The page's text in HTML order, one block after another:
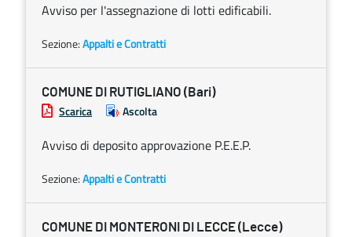
Avviso per l'assegnazione di lotti edificabili.
Sezione:Appalti e Contratti
COMUNE DI RUTIGLIANO (Bari)
Scarica Ascolta
Avviso di deposito approvazione P.E.E.P.
Sezione:Appalti e Contratti
COMUNE DI MONTERONI DI LECCE (Lecce)